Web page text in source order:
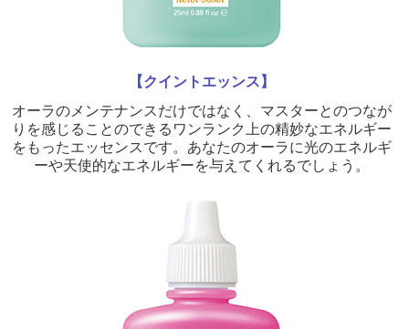
【クイントエッンス】
オーラのメンテナンスだけではなく、マスターとのつなが
りを感じることのできるワンランク上の精妙なエネルギー
をもったエッセンスです。あなたのオーラに光のエネルギ
ーや天使的なエネルギーを与えてくれるでしょう。